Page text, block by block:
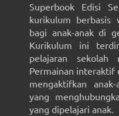
Superbook Edisi
kurikulum berbasis
bagi anak-anak di
Kurikulum ini
pelajaran sekolah
Permainan interaktif
mengaktifkan
yang
yang dipelajari anak.